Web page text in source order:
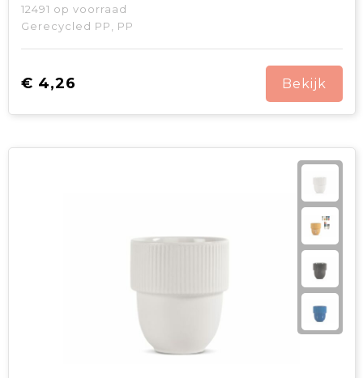
12491 op voorraad
Gerecycled PP, PP
€ 4,26 Bekijk